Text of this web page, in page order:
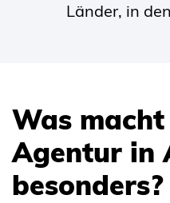
Länder, in
Was macht
Agentur in
besonders?